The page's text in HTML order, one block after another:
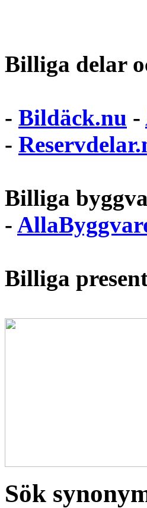
Billiga delar
- Bildäck.nu -
-
Billiga
-
Billiga
Sök